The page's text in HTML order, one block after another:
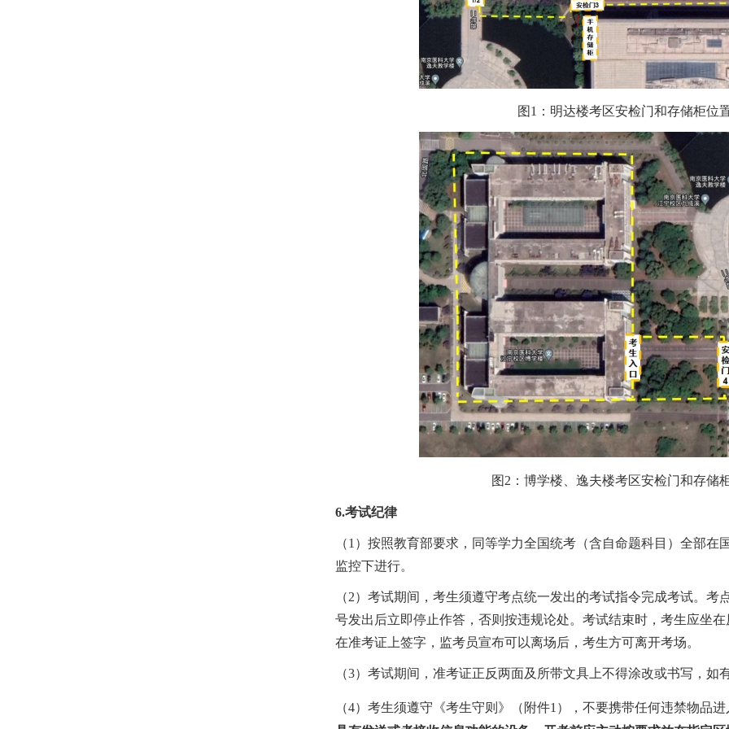
图 1：明达楼考区安检门和存储柜位
图 2 ：博学楼、逸夫楼考区安检门和存储
6.考试纪律
（1 ） 按照教育部要求，同等学力全国统考 （含自命题科目）全部在
监控下进行。
（2） 考试期间，考生须遵守考点统一发出的考试指令完成考试。考
号发出后立即停止作答，否则按违规论处。考试结束时，考生应坐
在准考证上签字，监考员宣布可以离场后，考生方可离开考场。
（3） 考试期间，准考证正反两面及所带文具上不得涂改或书写，如
（4） 考生须遵守《考生守则》 （ 附件1 ）
，不要携带任何违禁物品